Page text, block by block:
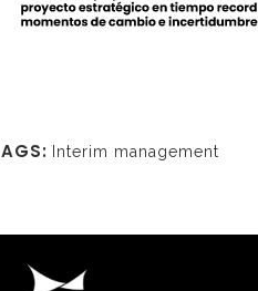
Interim management